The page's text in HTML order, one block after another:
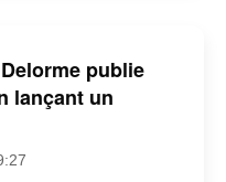
publie
lançant un